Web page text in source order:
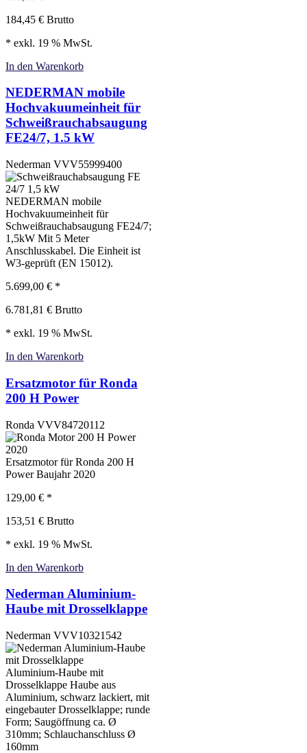
184,45 € Brutto
* exkl. 19 % MwSt.
In den Warenkorb
NEDERMAN mobile
Hochvakuumeinheit für
Schweißrauchabsaugung
FE24/7, 1.5 kW
Nederman VVV55999400
NEDERMAN mobile
Hochvakuumeinheit für
Schweißrauchabsaugung FE24/7;
1,5kW Mit 5 Meter
Anschlusskabel. Die Einheit ist
W3-geprüft (EN 15012).
5.699,00 € *
6.781,81 € Brutto
* exkl. 19 % MwSt.
In den Warenkorb
Ersatzmotor für Ronda
200 H Power
Ronda VVV84720112
Ersatzmotor für Ronda 200 H
Power Baujahr 2020
129,00 € *
153,51 € Brutto
* exkl. 19 % MwSt.
In den Warenkorb
Nederman Aluminium-
Haube mit Drosselklappe
Nederman VVV10321542
Aluminium-Haube mit
Drosselklappe Haube aus
Aluminium, schwarz lackiert, mit
eingebauter Drosselklappe; runde
Form; Saugöffnung ca. Ø
310mm; Schlauchanschluss Ø
160mm